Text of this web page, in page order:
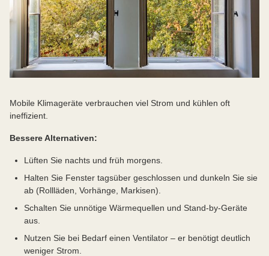
Mobile Klimageräte verbrauchen viel Strom und kühlen oft
ineffizient.
Bessere Alternativen:
Lüften Sie nachts und früh morgens.
Halten Sie Fenster tagsüber geschlossen und dunkeln Sie sie
ab (Rollläden, Vorhänge, Markisen).
Schalten Sie unnötige Wärmequellen und Stand-by-Geräte
aus.
Nutzen Sie bei Bedarf einen Ventilator – er benötigt deutlich
weniger Strom.